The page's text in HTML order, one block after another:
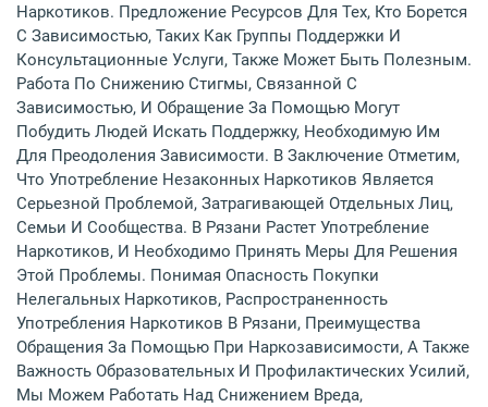
Наркотиков. Предложение Ресурсов Для Тех, Кто Борется
С Зависимостью, Таких Как Группы Поддержки И
Консультационные Услуги, Также Может Быть Полезным.
Работа По Снижению Стигмы, Связанной С
Зависимостью, И Обращение За Помощью Могут
Побудить Людей Искать Поддержку, Необходимую Им
Для Преодоления Зависимости. В Заключение Отметим,
Что Употребление Незаконных Наркотиков Является
Серьезной Проблемой, Затрагивающей Отдельных Лиц,
Семьи И Сообщества. В Рязани Растет Употребление
Наркотиков, И Необходимо Принять Меры Для Решения
Этой Проблемы. Понимая Опасность Покупки
Нелегальных Наркотиков, Распространенность
Употребления Наркотиков В Рязани, Преимущества
Обращения За Помощью При Наркозависимости, А Также
Важность Образовательных И Профилактических Усилий,
Мы Можем Работать Над Снижением Вреда,